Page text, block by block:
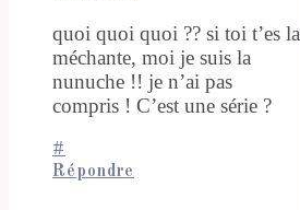
quoi quoi quoi ?? si toi t’es la
méchante, moi je suis la
nunuche !! je n’ai pas
compris ! C’est une série ?
#
Répondre